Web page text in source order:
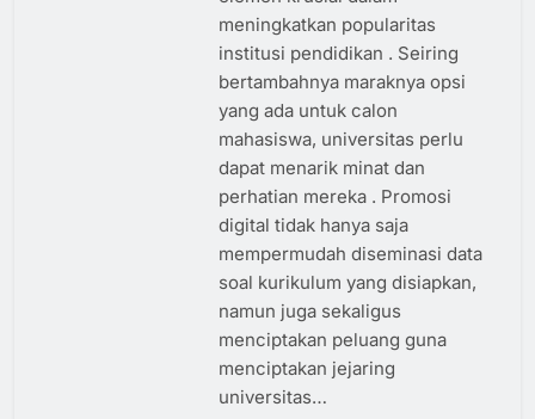
meningkatkan popularitas
institusi pendidikan . Seiring
bertambahnya maraknya opsi
yang ada untuk calon
mahasiswa, universitas perlu
dapat menarik minat dan
perhatian mereka . Promosi
digital tidak hanya saja
mempermudah diseminasi data
soal kurikulum yang disiapkan,
namun juga sekaligus
menciptakan peluang guna
menciptakan jejaring
universitas…